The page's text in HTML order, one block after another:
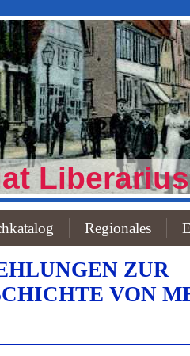
Liberarius
Regionales
ZUR
VON